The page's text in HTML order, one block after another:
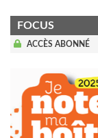
FOCUS
ACCÈS ABONNÉ